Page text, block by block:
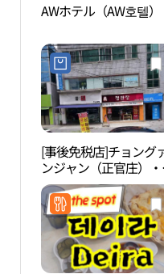
AWホテル（AW호텔）
[事後免税店]チョング
ンジャン（正官庄）
グシンダン（大邱新
店(정관장 대구신장점)